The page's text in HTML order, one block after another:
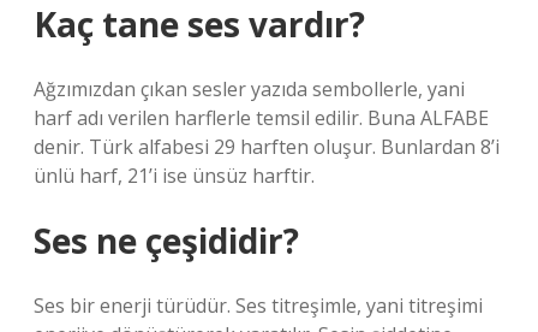
Kaç tane ses vardır?
Ağzımızdan çıkan sesler yazıda sembollerle, yani
harf adı verilen harflerle temsil edilir. Buna ALFABE
denir. Türk alfabesi 29 harften oluşur. Bunlardan 8’i
ünlü harf, 21’i ise ünsüz harftir.
Ses ne çeşididir?
Ses bir enerji türüdür. Ses titreşimle, yani titreşimi